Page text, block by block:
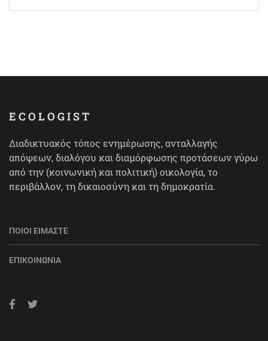
για:
ECOLOGIST
Διαδικτυακός τόπος ενημέρωσης, ανταλλαγής
απόψεων, διαλόγου και διαμόρφωσης προτάσεων γύρω
από την (κοινωνική και πολιτική) οικολογία, το
περιβάλλον, τη δικαιοσύνη και τη δημοκρατία.
ΠΟΙΟΙ ΕΊΜΑΣΤΕ
ΕΠΙΚΟΙΝΩΝΊΑ